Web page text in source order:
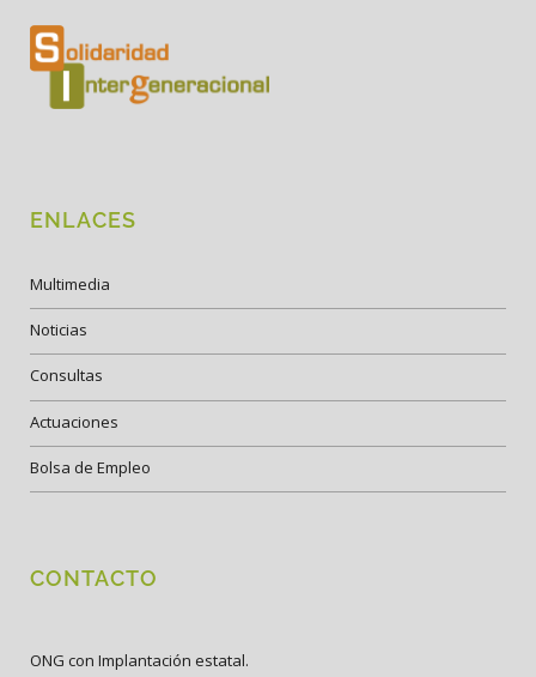
ENLACES
Multimedia
Noticias
Consultas
Actuaciones
Bolsa de Empleo
CONTACTO
ONG con Implantación estatal.